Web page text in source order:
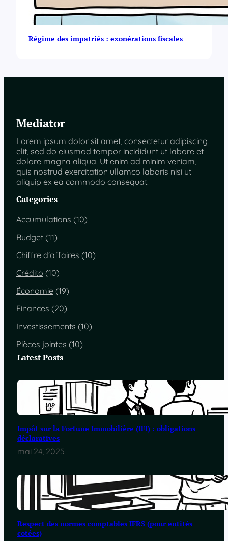
Régime des impatriés : exonérations fiscales
Mediator
Lorem ipsum dolor sit amet, consectetur adipiscing
elit, sed do eiusmod tempor incididunt ut labore et
dolore magna aliqua. Ut enim ad minim veniam,
quis nostrud exercitation ullamco laboris nisi ut
aliquip ex ea commodo consequat.
Categories
Accumulations (10)
Budget (11)
Chiffre d'affaires (10)
Crédito (10)
Économie (19)
Finances (20)
Investissements (10)
Pièces jointes (10)
Latest Posts
Impôt sur la Fortune Immobilière (IFI) : obligations
déclaratives
mai 24, 2025
Respect des normes comptables IFRS (pour entités
cotées)